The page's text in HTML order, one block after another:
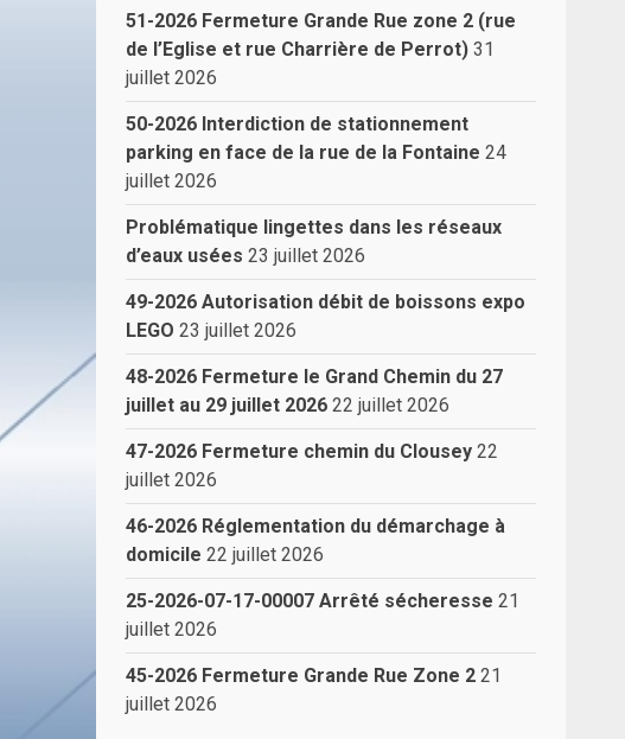
51-2026 Fermeture Grande Rue zone 2 (rue
de l’Eglise et rue Charrière de Perrot) 31
juillet 2026
50-2026 Interdiction de stationnement
parking en face de la rue de la Fontaine 24
juillet 2026
Problématique lingettes dans les réseaux
d’eaux usées 23 juillet 2026
49-2026 Autorisation débit de boissons expo
LEGO 23 juillet 2026
48-2026 Fermeture le Grand Chemin du 27
juillet au 29 juillet 2026 22 juillet 2026
47-2026 Fermeture chemin du Clousey 22
juillet 2026
46-2026 Réglementation du démarchage à
domicile 22 juillet 2026
25-2026-07-17-00007 Arrêté sécheresse 21
juillet 2026
45-2026 Fermeture Grande Rue Zone 2 21
juillet 2026